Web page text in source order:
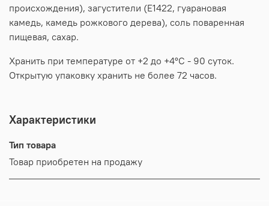
происхождения), загустители (Е1422, гуарановая
камедь, камедь рожкового дерева), соль поваренная
пищевая, сахар.
Хранить при температуре от +2 до +4°C - 90 суток.
Открытую упаковку хранить не более 72 часов.
Характеристики
Тип товара
Товар приобретен на продажу